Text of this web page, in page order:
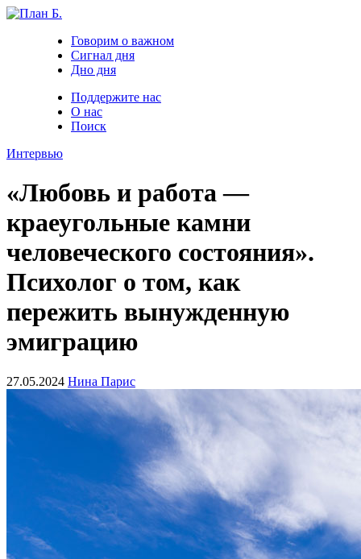
Говорим о важном
Сигнал дня
Дно дня
Поддержите нас
О нас
Поиск
Интервью
«Любовь и работа —
краеугольные камни
человеческого состояния».
Психолог о том, как
пережить вынужденную
эмиграцию
27.05.2024 Нина Парис